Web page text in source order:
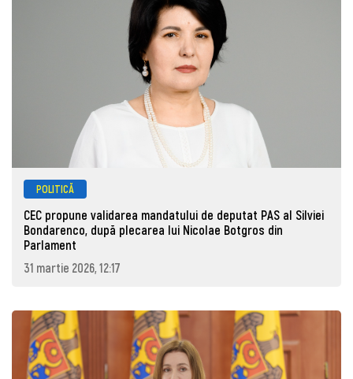
POLITICĂ
CEC propune validarea mandatului de deputat PAS al Silviei
Bondarenco, după plecarea lui Nicolae Botgros din
Parlament
31 martie 2026, 12:17